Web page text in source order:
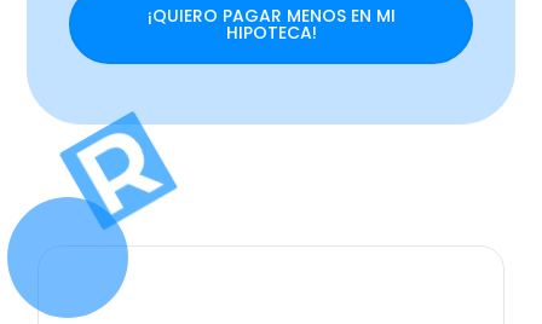
¡QUIERO PAGAR MENOS EN MI
HIPOTECA!